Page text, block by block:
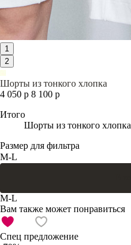
1
2
Шорты из тонкого хлопка
4 050 р 8 100 р
Итого
Шорты из тонкого хлопка
Размер для фильтра
M-L
M-L
Вам также может понравиться
Спец предложение